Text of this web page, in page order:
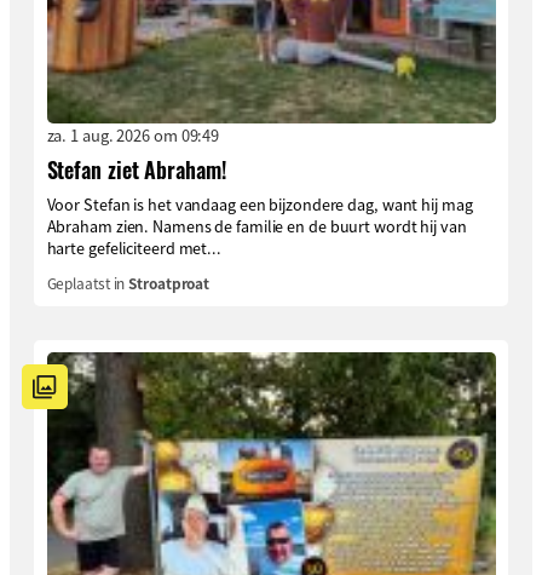
za. 1 aug. 2026 om 09:49
Stefan ziet Abraham!
Voor Stefan is het vandaag een bijzondere dag, want hij mag
Abraham zien. Namens de familie en de buurt wordt hij van
harte gefeliciteerd met...
Geplaatst inStroatproat